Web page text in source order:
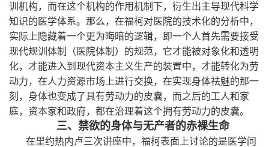
训机构，而在这个机构的作用机制下，衍生出主导现代科学
知识的医学体系。那么，在福柯对医院的技术化的分析中，
实际上隐藏着一个更为晦暗的逻辑，即一个人首先需要接受
现代规训体制（医院体制）的规范，它才能被对象化和透明
化，才能进入到现代资本主义生产的装置中，才能转化为劳
动力，在人力资源市场上进行交换，在实现身体祛魅的那一
刻，身体也变成了具有劳动力的皮囊，而之后的工人和家
庭，资本家和政府，都在治理着这个拥有劳动力的皮囊。
三、禁欲的身体与无产者的赤裸生命
在里约热内卢三次讲座中，福柯表面上讨论的是医学问